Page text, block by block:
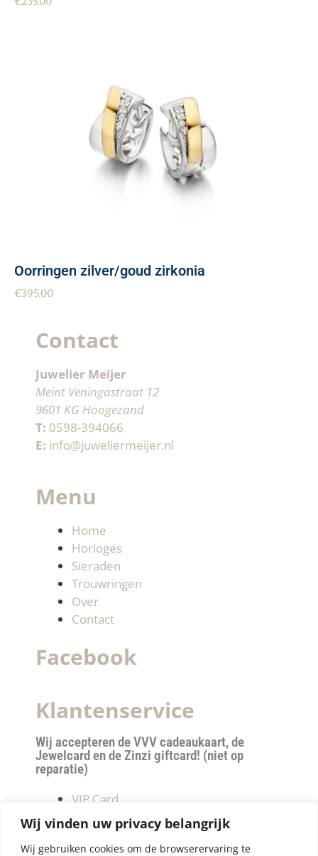
Wij vinden uw privacy belangrijk
Wij gebruiken cookies om de browserervaring te
Oorringen zilver/goud zirkonia
€395.00
Contact
Juwelier Meijer
Meint Veningastraat 12
9601 KG Hoogezand
T: 0598-394066
E: info@juweliermeijer.nl
Menu
Home
Horloges
Sieraden
Trouwringen
Over
Contact
Facebook
Klantenservice
Wij accepteren de VVV cadeaukaart, de
Jewelcard en de Zinzi giftcard! (niet op
reparatie)
VIP Card
Retourneren
Betalen & verzendkosten
Privacy Policy